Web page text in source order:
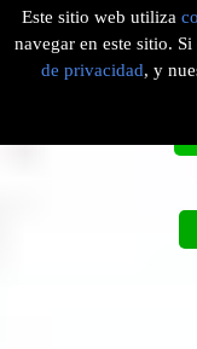
Este sitio web utiliza
navegar en este sitio. Si
de privacidad, y
EMPRESA